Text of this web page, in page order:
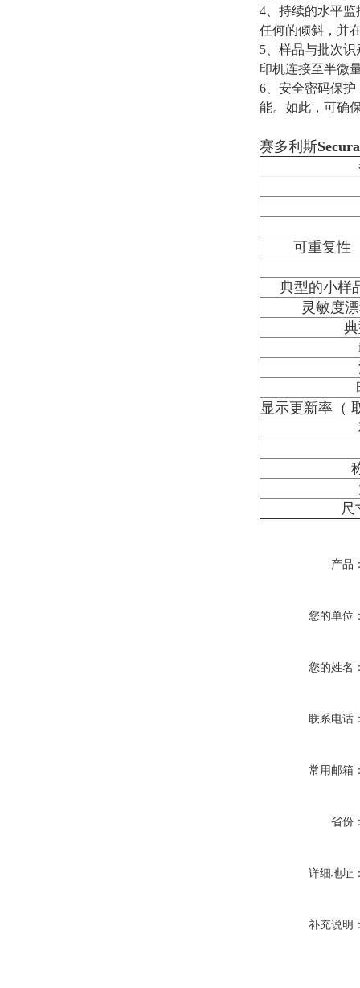
4、持续的水平监
任何的倾斜，并
5、样品与批次
印机连接至半微
6、安全密码保
能。如此，可确
赛多利斯
可重复性
典型的小样
灵敏度
显示更新率（
尺
产品
您的单位
您的姓名
联系电话
常用邮箱
省份
详细地址
补充说明